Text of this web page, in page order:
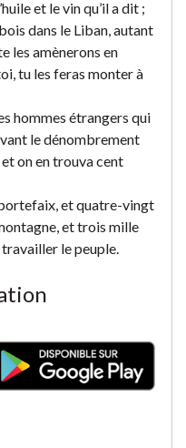
et le vin qu’il a dit ;
dans le Liban, autant
les amènerons en
tu les feras monter à
hommes étrangers qui
le dénombrement
on en trouva cent
et quatre-vingt
et trois mille
le peuple.